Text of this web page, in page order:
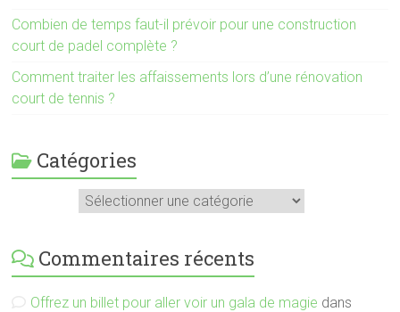
Combien de temps faut-il prévoir pour une construction
court de padel complète ?
Comment traiter les affaissements lors d’une rénovation
court de tennis ?
Catégories
Commentaires récents
Offrez un billet pour aller voir un gala de magie dans